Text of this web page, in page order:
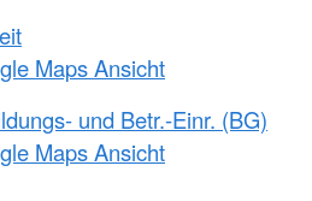
Maps Ansicht
und Betr.-Einr. (BG)
Maps Ansicht